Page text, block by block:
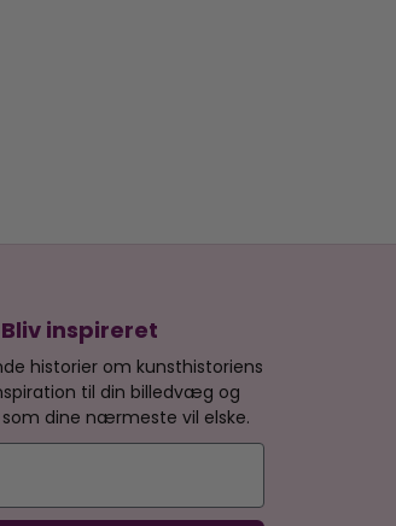
Bliv inspireret
historier om kunsthistoriens
til din billedvæg og
dine nærmeste vil elske.